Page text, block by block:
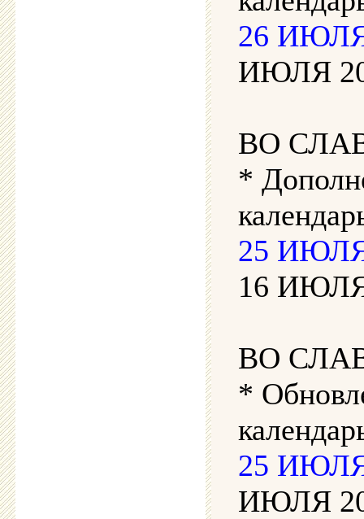
26 ИЮЛЯ
ИЮЛЯ
ВО
*
25 ИЮЛЯ
16 ИЮЛЯ
ВО
*
25 ИЮЛЯ
ИЮЛЯ